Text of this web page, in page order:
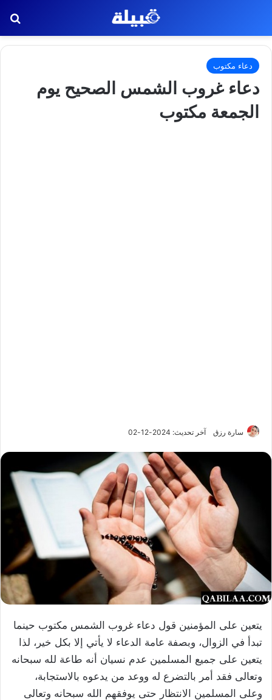
دعاء مكتوب
دعاء غروب الشمس الصحيح يوم
الجمعة مكتوب
سارة رزق آخر تحديث: 2024-12-02
يتعين على المؤمنين قول دعاء غروب الشمس مكتوب حينما
تبدأ في الزوال، وبصفة عامة الدعاء لا يأتي إلا بكل خير، لذا
يتعين على جميع المسلمين عدم نسيان أنه طاعة لله سبحانه
وتعالى فقد أمر بالتضرع له ووعد من يدعوه بالاستجابة،
وعلى المسلمين الانتظار حتى يوفقهم الله سبحانه وتعالى